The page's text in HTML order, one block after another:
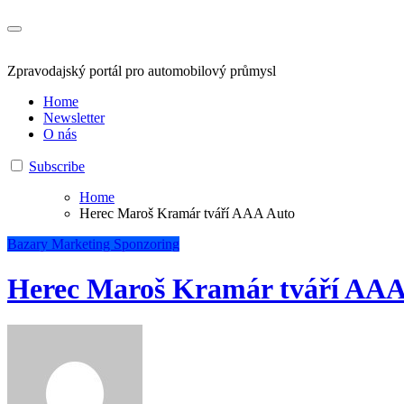
Zpravodajský portál pro automobilový průmysl
Home
Newsletter
O nás
Subscribe
Home
Herec Maroš Kramár tváří AAA Auto
Bazary Marketing Sponzoring
Herec Maroš Kramár tváří